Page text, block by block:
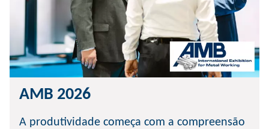
AMB 2026
A produtividade começa com a compreensão